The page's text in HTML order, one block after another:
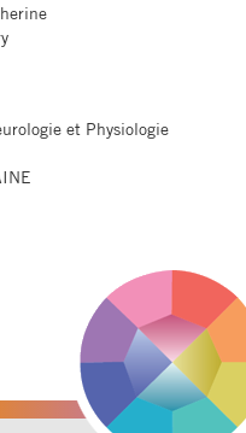
et Physiologie